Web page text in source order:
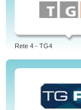
Rete 4 - TG4